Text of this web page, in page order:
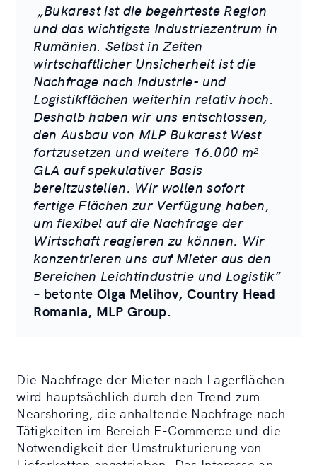
„Bukarest ist die begehrteste Region
und das wichtigste Industriezentrum in
Rumänien. Selbst in Zeiten
wirtschaftlicher Unsicherheit ist die
Nachfrage nach Industrie- und
Logistikflächen weiterhin relativ hoch.
Deshalb haben wir uns entschlossen,
den Ausbau von MLP Bukarest West
fortzusetzen und weitere 16.000 m²
GLA auf spekulativer Basis
bereitzustellen. Wir wollen sofort
fertige Flächen zur Verfügung haben,
um flexibel auf die Nachfrage der
Wirtschaft reagieren zu können. Wir
konzentrieren uns auf Mieter aus den
Bereichen Leichtindustrie und Logistik”
– betonte Olga Melihov, Country Head
Romania, MLP Group.
Die Nachfrage der Mieter nach Lagerflächen
wird hauptsächlich durch den Trend zum
Nearshoring, die anhaltende Nachfrage nach
Tätigkeiten im Bereich E-Commerce und die
Notwendigkeit der Umstrukturierung von